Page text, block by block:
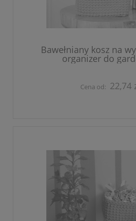
Bawełniany kosz na
organizer do
Cena od: 22,74